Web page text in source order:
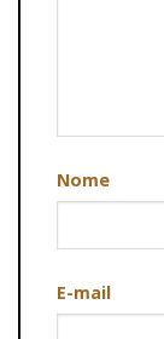
Nome
E-mail